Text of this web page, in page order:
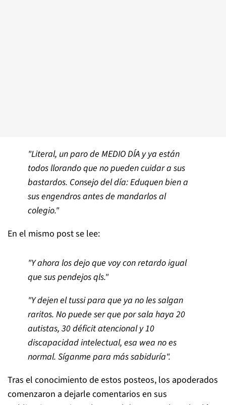
"Literal, un paro de MEDIO DÍA y ya están
todos llorando que no pueden cuidar a sus
bastardos. Consejo del día: Eduquen bien a
sus engendros antes de mandarlos al
colegio."
En el mismo post se lee:
"Y ahora los dejo que voy con retardo igual
que sus pendejos qls."
"Y dejen el tussi para que ya no les salgan
raritos. No puede ser que por sala haya 20
autistas, 30 déficit atencional y 10
discapacidad intelectual, esa wea no es
normal. Síganme para más sabiduría".
Tras el conocimiento de estos posteos, los apoderados
comenzaron a dejarle comentarios en sus